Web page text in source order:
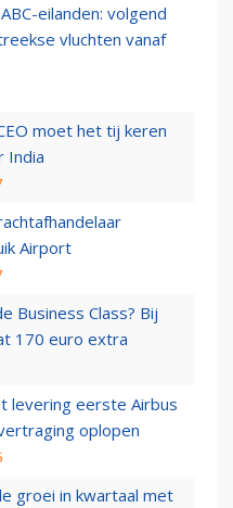
eilanden: volgend
vluchten vanaf
moet het tij keren
India
Airport
Business Class? Bij
170 euro extra
levering eerste Airbus
oplopen
groei in kwartaal met